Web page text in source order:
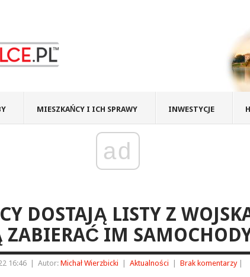
MIESZKAŃCY I ICH SPRAWY INWESTYCJE
ad
DOSTAJĄ LISTY Z
ZABIERAĆ IM
16:46 Autor: Michał Wierzbicki Aktualności Brak komentarzy